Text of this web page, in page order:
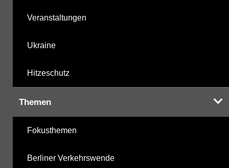
Veranstaltungen
Ukraine
Hitzeschutz
Themen
Fokusthemen
Berliner Verkehrswende